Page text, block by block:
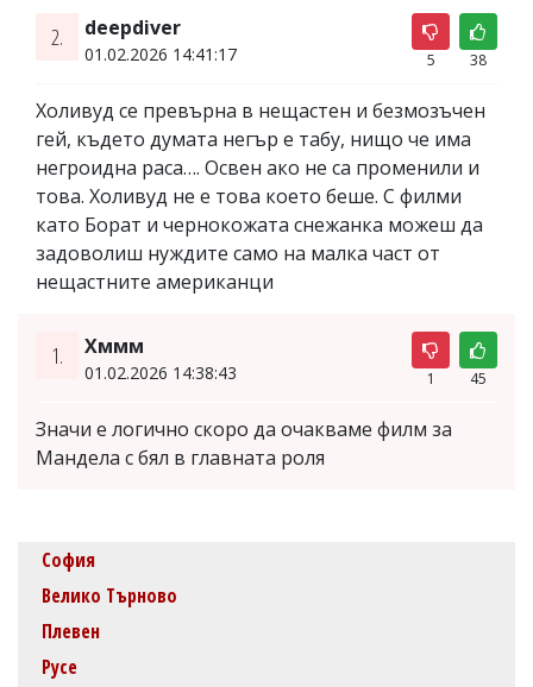
2. deepdiver
01.02.2026 14:41:17 5 38
Холивуд се превърна в нещастен и безмозъчен
гей, където думата негър е табу, нищо че има
негроидна раса…. Освен ако не са променили и
това. Холивуд не е това което беше. С филми
като Борат и чернокожата снежанка можеш да
задоволиш нуждите само на малка част от
нещастните американци
1. Хммм
01.02.2026 14:38:43 1 45
Значи е логично скоро да очакваме филм за
Мандела с бял в главната роля
София
Велико Търново
Плевен
Русе